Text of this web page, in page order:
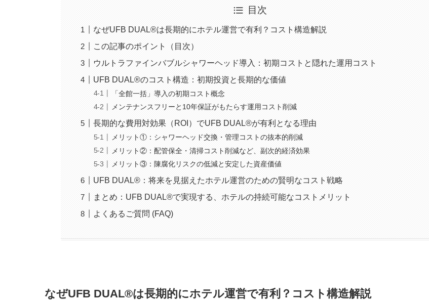
目次
なぜUFB DUAL®は長期的にホテル運営で有利？コスト構造解説
この記事のポイント（目次）
ウルトラファインバブルシャワーヘッド導入：初期コストと隠れた運用コスト
UFB DUAL®のコスト構造：初期投資と長期的な価値
「全館一括」導入の初期コスト概念
メンテナンスフリーと10年保証がもたらす運用コスト削減
長期的な費用対効果（ROI）でUFB DUAL®が有利となる理由
メリット①：シャワーヘッド交換・管理コストの抜本的削減
メリット②：配管保全・清掃コスト削減など、副次的経済効果
メリット③：陳腐化リスクの低減と安定した資産価値
UFB DUAL®：将来を見据えたホテル運営のための賢明なコスト戦略
まとめ：UFB DUAL®で実現する、ホテルの持続可能なコストメリット
よくあるご質問 (FAQ)
なぜUFB DUAL®は長期的にホテル運営で有利？コスト構造解説